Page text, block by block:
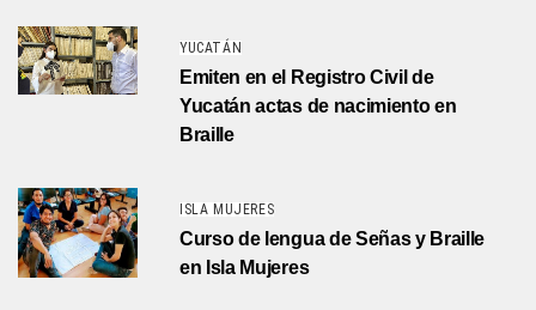
YUCATÁN
Emiten en el Registro Civil de
Yucatán actas de nacimiento en
Braille
ISLA MUJERES
Curso de lengua de Señas y Braille
en Isla Mujeres